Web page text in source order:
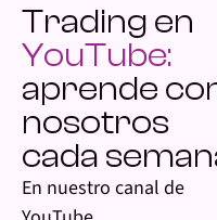
Trading en
YouTube:
aprende
nosotros
cada
En nuestro canal de